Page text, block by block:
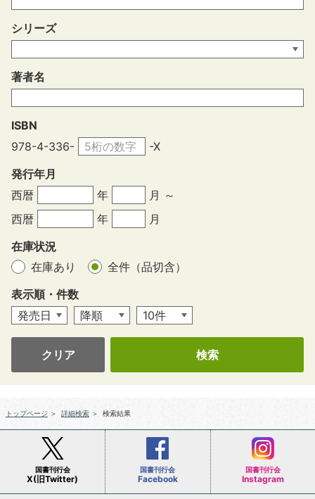
シリーズ
著者名
ISBN
978-4-336-
-X
発行年月
西暦
年
月 ～
西暦
年
月
在庫状況
在庫あり
全件（品切含）
表示順・件数
クリア
トップページ ＞ 詳細検索 ＞ 検索結果
国書刊行会
X(旧Twitter)
国書刊行会
Facebook
国書刊行会
Instagram